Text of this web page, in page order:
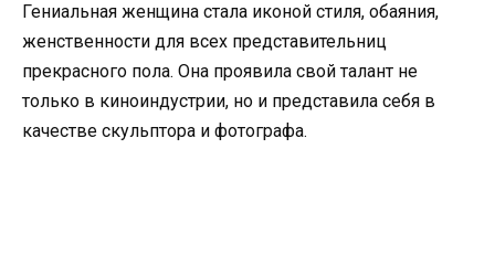
Гениальная женщина стала иконой стиля, обаяния,
женственности для всех представительниц
прекрасного пола. Она проявила свой талант не
только в киноиндустрии, но и представила себя в
качестве скульптора и фотографа.